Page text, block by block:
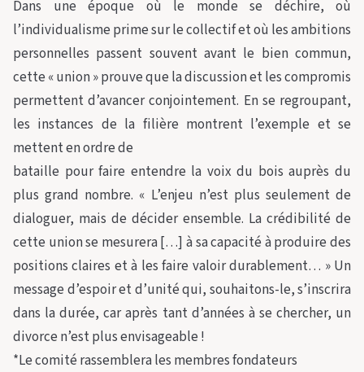
Dans une époque où le monde se déchire, où
l’individualisme prime sur le collectif et où les ambitions
personnelles passent souvent avant le bien commun,
cette « union » prouve que la discussion et les compromis
permettent d’avancer conjointement. En se regroupant,
les instances de la filière montrent l’exemple et se
mettent en ordre de
bataille pour faire entendre la voix du bois auprès du
plus grand nombre. « L’enjeu n’est plus seulement de
dialoguer, mais de décider ensemble. La crédibilité de
cette union se mesurera […] à sa capacité à produire des
positions claires et à les faire valoir durablement… » Un
message d’espoir et d’unité qui, souhaitons-le, s’inscrira
dans la durée, car après tant d’années à se chercher, un
divorce n’est plus envisageable !
*Le comité rassemblera les membres fondateurs